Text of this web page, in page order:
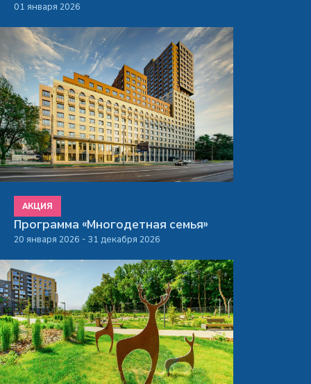
01 января 2026
АКЦИЯ
Программа «Многодетная семья»
20 января 2026 - 31 декабря 2026